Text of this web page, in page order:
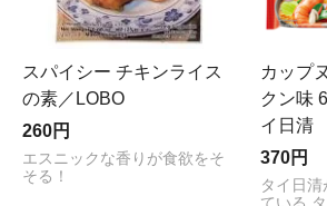
スパイシー チキンライス
の素／LOBO
260円
エスニックな香りが食欲をそ
そる！
カップ
クン味
イ日清
370円
タイ日